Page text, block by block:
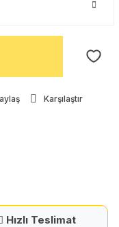
Karşılaştır
Hızlı Teslimat